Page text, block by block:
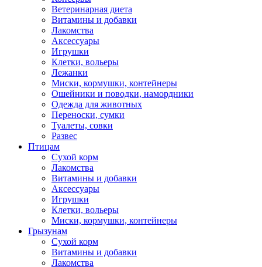
Ветеринарная диета
Витамины и добавки
Лакомства
Аксессуары
Игрушки
Клетки, вольеры
Лежанки
Миски, кормушки, контейнеры
Ошейники и поводки, намордники
Одежда для животных
Переноски, сумки
Туалеты, совки
Развес
Птицам
Сухой корм
Лакомства
Витамины и добавки
Аксессуары
Игрушки
Клетки, вольеры
Миски, кормушки, контейнеры
Грызунам
Сухой корм
Витамины и добавки
Лакомства